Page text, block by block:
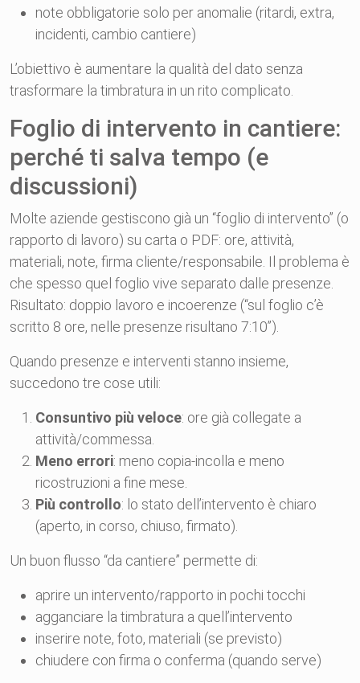
note obbligatorie solo per anomalie (ritardi, extra,
incidenti, cambio cantiere)
L’obiettivo è aumentare la qualità del dato senza
trasformare la timbratura in un rito complicato.
Foglio di intervento in cantiere:
perché ti salva tempo (e
discussioni)
Molte aziende gestiscono già un “foglio di intervento” (o
rapporto di lavoro) su carta o PDF: ore, attività,
materiali, note, firma cliente/responsabile. Il problema è
che spesso quel foglio vive separato dalle presenze.
Risultato: doppio lavoro e incoerenze (“sul foglio c’è
scritto 8 ore, nelle presenze risultano 7:10”).
Quando presenze e interventi stanno insieme,
succedono tre cose utili:
Consuntivo più veloce: ore già collegate a
attività/commessa.
Meno errori: meno copia-incolla e meno
ricostruzioni a fine mese.
Più controllo: lo stato dell’intervento è chiaro
(aperto, in corso, chiuso, firmato).
Un buon flusso “da cantiere” permette di:
aprire un intervento/rapporto in pochi tocchi
agganciare la timbratura a quell’intervento
inserire note, foto, materiali (se previsto)
chiudere con firma o conferma (quando serve)